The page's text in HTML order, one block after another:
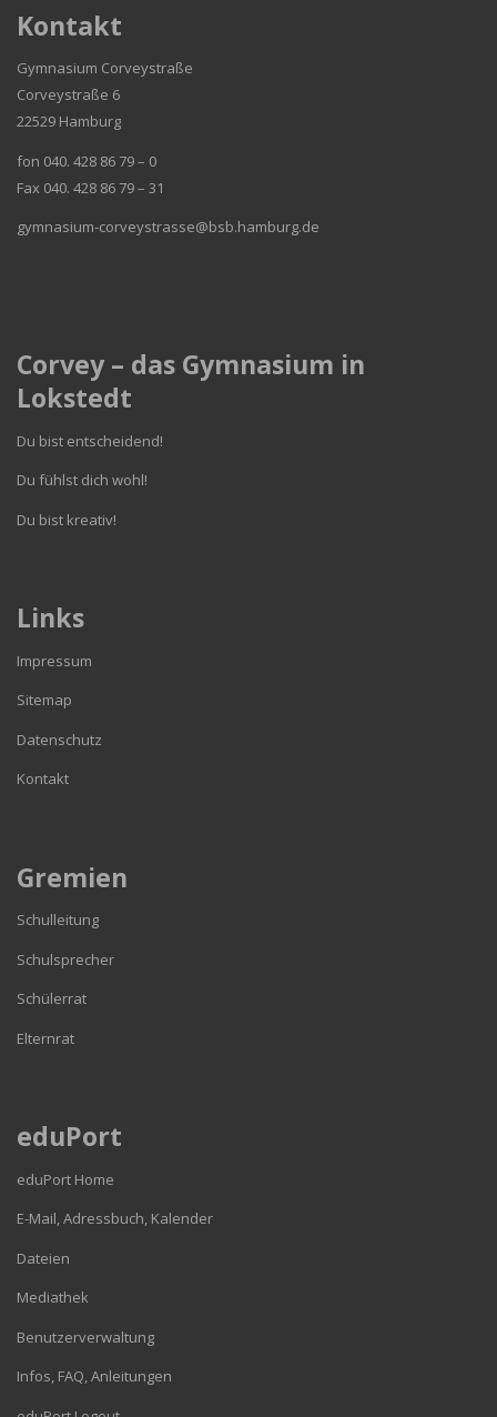
Kontakt
Gymnasium Corveystraße
Corveystraße 6
22529 Hamburg
fon 040. 428 86 79 – 0
Fax 040. 428 86 79 – 31
gymnasium-corveystrasse@bsb.hamburg.de
Corvey – das Gymnasium in
Lokstedt
Du bist entscheidend!
Du fühlst dich wohl!
Du bist kreativ!
Links
Impressum
Sitemap
Datenschutz
Kontakt
Gremien
Schulleitung
Schulsprecher
Schülerrat
Elternrat
eduPort
eduPort Home
E-Mail, Adressbuch, Kalender
Dateien
Mediathek
Benutzerverwaltung
Infos, FAQ, Anleitungen